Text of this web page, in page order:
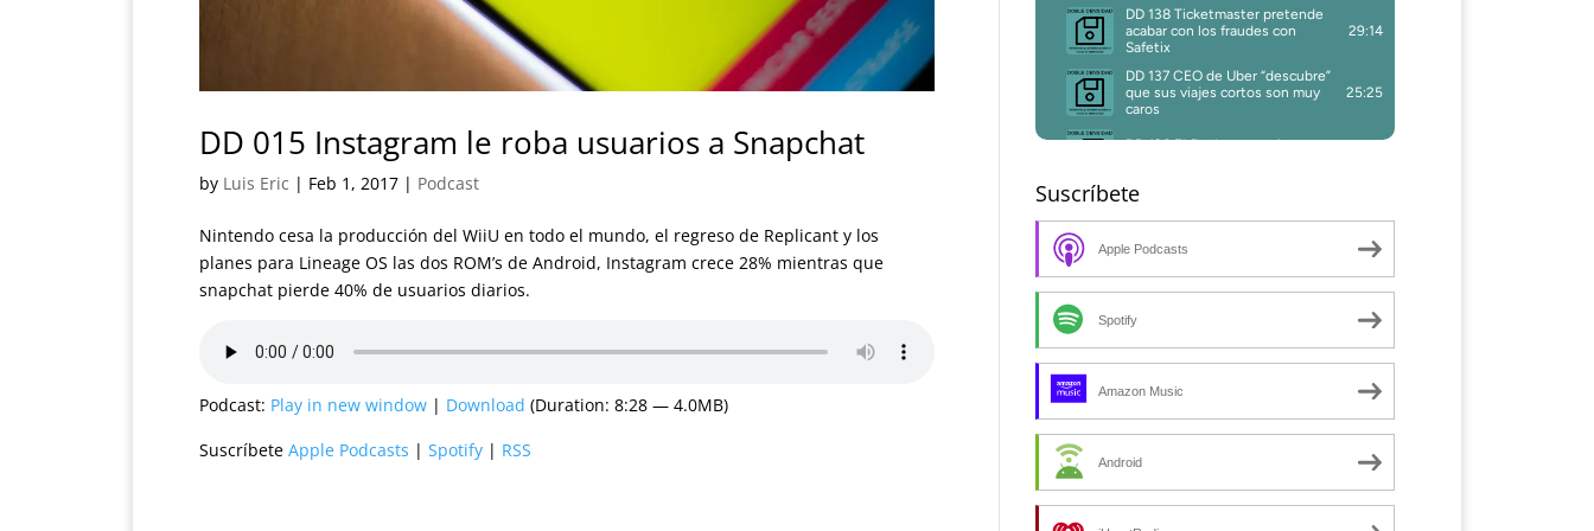
DD 015 Instagram le roba usuarios a Snapchat
by Luis Eric | Feb 1, 2017 | Podcast
Nintendo cesa la producción del WiiU en todo el mundo, el regreso de Replicant y los
planes para Lineage OS las dos ROM’s de Android, Instagram crece 28% mientras que
snapchat pierde 40% de usuarios diarios.
Podcast: Play in new window | Download (Duration: 8:28 — 4.0MB)
Suscríbete Apple Podcasts | Spotify | RSS
Suscríbete
Apple Podcasts
Spotify
Amazon Music
Android